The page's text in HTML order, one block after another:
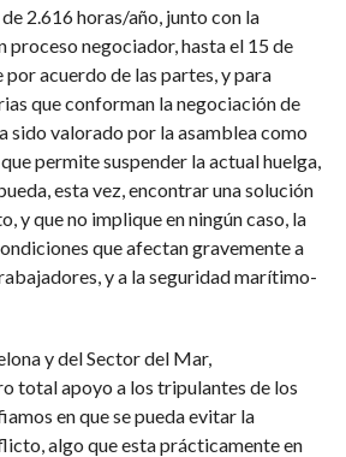
2.616 horas/año, junto con la
proceso negociador, hasta el 15 de
acuerdo de las partes, y para
que conforman la negociación de
sido valorado por la asamblea como
permite suspender la actual huelga,
esta vez, encontrar una solución
y que no implique en ningún caso, la
que afectan gravemente a
y a la seguridad marítimo-
y del Sector del Mar,
total apoyo a los tripulantes de los
en que se pueda evitar la
algo que esta prácticamente en